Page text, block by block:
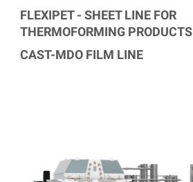
FLEXIPET - SHEET LINE FOR
THERMOFORMING PRODUCTS
CAST-MDO FILM LINE